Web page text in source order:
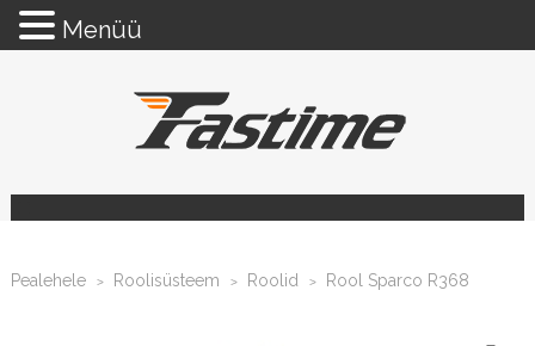
Pealehele > Roolisüsteem > Roolid > Rool Sparco R368
Menüü